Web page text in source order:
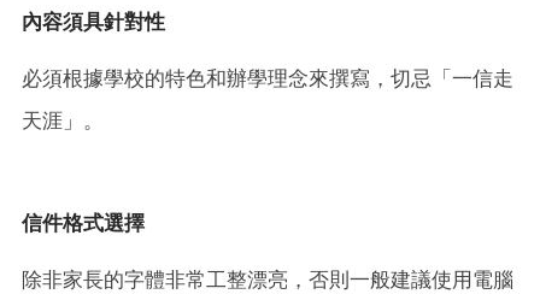
內容須具針對性
必須根據學校的特色和辦學理念來撰寫，切忌「一信走
天涯」。
信件格式選擇
除非家長的字體非常工整漂亮，否則一般建議使用電腦